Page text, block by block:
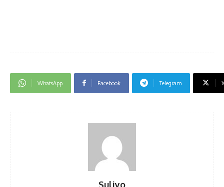
WhatsApp Facebook Telegram
Suliyo